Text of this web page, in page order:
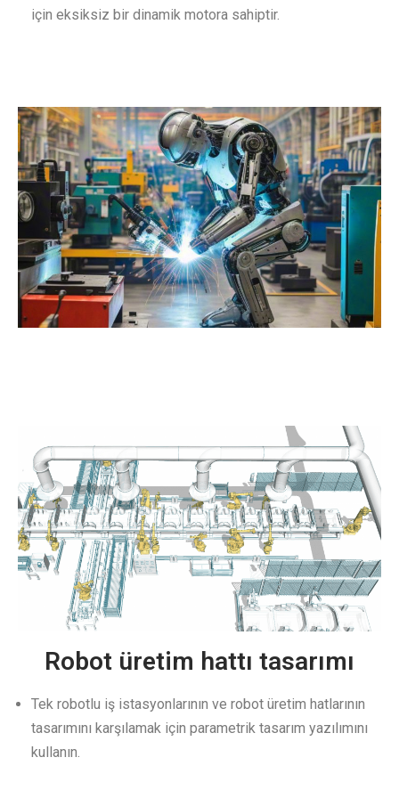
için eksiksiz bir dinamik motora sahiptir.
Robot üretim hattı tasarımı
Tek robotlu iş istasyonlarının ve robot üretim hatlarının
tasarımını karşılamak için parametrik tasarım yazılımını
kullanın.